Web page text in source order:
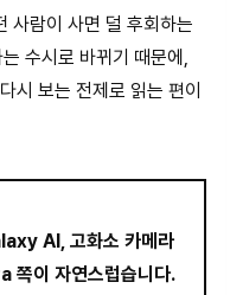
사람이 사면 덜 후회하는
수시로 바뀌기 때문에,
시 보는 전제로 읽는 편이
AI, 고화소 카메라
쪽이 자연스럽습니다.